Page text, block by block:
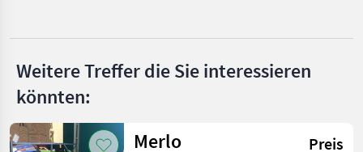
Alle 31
anzeigen
MARKTPLATZ
Weitere Treffer die Sie interessieren
könnten:
Merlo
Preis